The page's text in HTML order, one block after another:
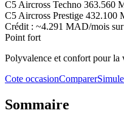
C5 Aircross Techno 363.560
C5 Aircross Prestige 432.100
Crédit : ~4.291 MAD/mois
Point fort
Polyvalence et confort pour la
Cote occasionComparer
Sommaire